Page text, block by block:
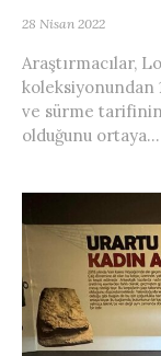
28 Nisan 2022
Araştırmacılar,
koleksiyonundan
ve sürme
olduğunu ortaya...